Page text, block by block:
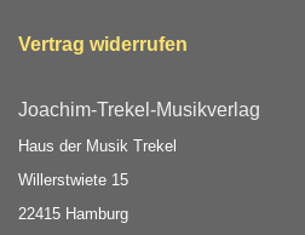
Vertrag widerrufen
Joachim-Trekel-Musikverlag
Haus der Musik Trekel
Willerstwiete 15
22415 Hamburg